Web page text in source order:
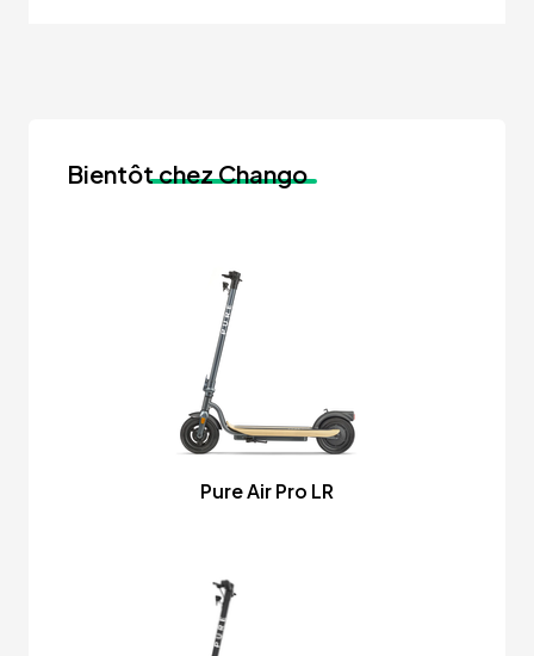
Bientôtchez Chango
Pure Air Pro LR